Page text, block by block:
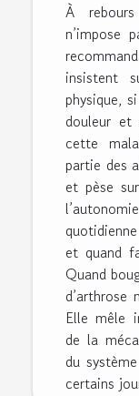
À
n’impose
insistent
physique,
douleur et
cette
partie des
et pèse
et quand
Quand
d’arthrose
Elle mêle
de la
du
certains